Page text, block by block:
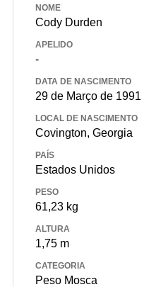
NOME
Cody Durden
APELIDO
-
DATA DE NASCIMENTO
29 de Março de 1991
LOCAL DE NASCIMENTO
Covington, Georgia
PAÍS
Estados Unidos
PESO
61,23 kg
ALTURA
1,75 m
CATEGORIA
Peso Mosca